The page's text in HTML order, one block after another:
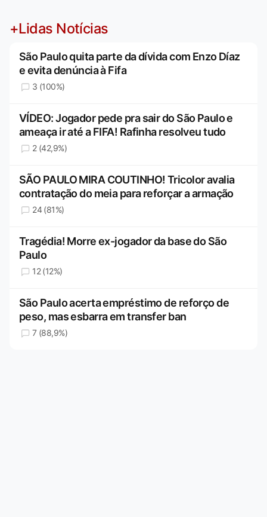
+Lidas Notícias
São Paulo quita parte da dívida com Enzo Díaz
e evita denúncia à Fifa
3 (100%)
VÍDEO: Jogador pede pra sair do São Paulo e
ameaça ir até a FIFA! Rafinha resolveu tudo
2 (42,9%)
SÃO PAULO MIRA COUTINHO! Tricolor avalia
contratação do meia para reforçar a armação
24 (81%)
Tragédia! Morre ex-jogador da base do São
Paulo
12 (12%)
São Paulo acerta empréstimo de reforço de
peso, mas esbarra em transfer ban
7 (88,9%)